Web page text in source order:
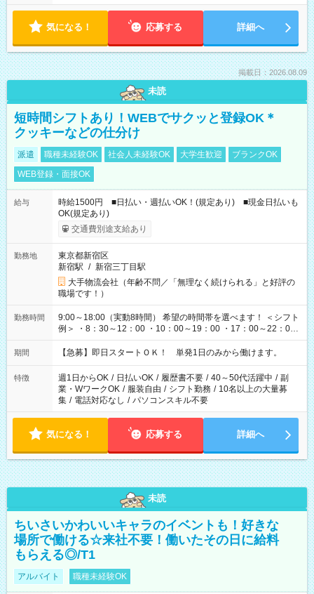
気になる！ 応募する 詳細へ
掲載日：2026.08.09
未読
短時間シフトあり！WEBでサクッと登録OK＊
クッキーなどの仕分け
派遣 職種未経験OK 社会人未経験OK 大学生歓迎
ブランクOK
WEB登録・面接OK
給与
時給1500円 ■日払い・週払いOK！(規定あり) ■現金日払いも
OK(規定あり)
交通費別途支給あり
勤務地
東京都新宿区
新宿駅 / 新宿三丁目駅
大手物流会社（年齢不問／「無理なく続けられる」と好評の
職場です！）
勤務時間
9:00～18:00（実動8時間） 希望の時間帯を選べます！ ＜シフト
例＞ ・8：30～12：00 ・10：00～19：00 ・17：00～22：00
・13：00～22：00 ・22：00～翌6：00 など
期間 【急募】即日スタートＯＫ！ 単発1日のみから働けます。
特徴 週1日からOK / 日払いOK / 履歴書不要 / 40～50代活躍中 / 副
業・WワークOK / 服装自由 / シフト勤務 / 10名以上の大量募
集 / 電話対応なし / パソコンスキル不要
気になる！ 応募する 詳細へ
未読
ちいさいかわいいキャラのイベントも！好きな
場所で働ける☆来社不要！働いたその日に給料
もらえる◎/T1
アルバイト 職種未経験OK